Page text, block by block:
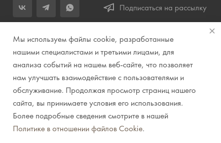
Подписаться на рассылку
+7 (343) 283-04-11
Заказать звонок
info@prirodazvuka.ru
620144, г. Екатеринбург, ул. Хохрякова, д. 98, салон 27, ТЦ
«Весенний», 2 этаж, Центральный вход с ул. Куйбышева
© 2007-2026 Компания "Природа звука" // Звук. Свет.
Видео. Комплексные решения. Музыкальные
Мы используем файлы cookie, разработанные
нашими специалистами и третьими лицами, для
анализа событий на нашем веб-сайте, что позволяет
нам улучшать взаимодействие с пользователями и
обслуживание. Продолжая просмотр страниц нашего
сайта, вы принимаете условия его использования.
Более подробные сведения смотрите в нашей
Политике в отношении файлов Cookie.